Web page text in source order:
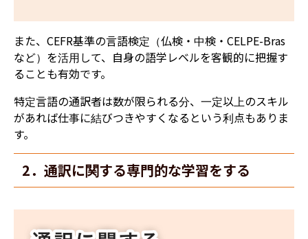
また、CEFR基準の言語検定（仏検・中検・CELPE-Bras
など）を活用して、自身の語学レベルを客観的に把握す
ることも有効です。
特定言語の通訳者は数が限られる分、一定以上のスキル
があれば仕事に結びつきやすくなるという利点もありま
す。
2．通訳に関する専門的な学習をする